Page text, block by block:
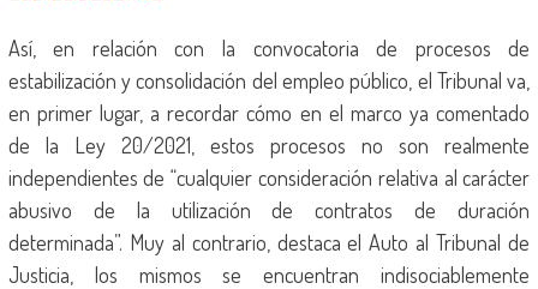
Así, en relación con la convocatoria de procesos de
estabilización y consolidación del empleo público, el Tribunal va,
en primer lugar, a recordar cómo en el marco ya comentado
de la Ley 20/2021, estos procesos no son realmente
independientes de “cualquier consideración relativa al carácter
abusivo de la utilización de contratos de duración
determinada”. Muy al contrario, destaca el Auto al Tribunal de
Justicia, los mismos se encuentran indisociablemente